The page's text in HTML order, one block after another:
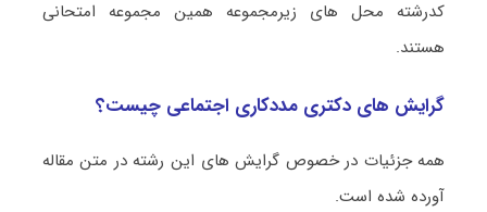
کدرشته محل های زیرمجموعه همین مجموعه امتحانی
هستند.
گرایش های دکتری مددکاری اجتماعی چیست؟
همه جزئیات در خصوص گرایش های این رشته در متن مقاله
آورده شده است.